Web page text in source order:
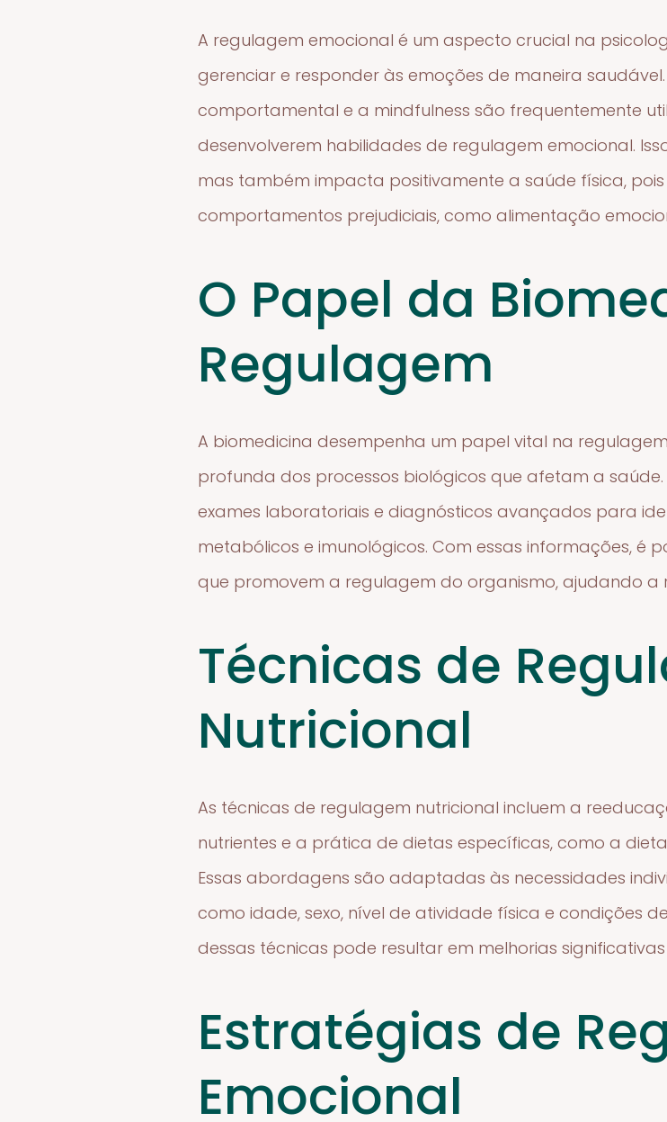
A regulagem emocional é um aspecto crucial na
gerenciar e responder às emoções de maneira
comportamental e a mindfulness são frequentemente
desenvolverem habilidades de regulagem emocional.
mas também impacta positivamente a saúde física,
comportamentos prejudiciais, como alimentação
O Papel da
Regulagem
A biomedicina desempenha um papel vital na
profunda dos processos biológicos que afetam a
exames laboratoriais e diagnósticos avançados para
metabólicos e imunológicos. Com essas informações, é
que promovem a regulagem do organismo, ajudando a
Técnicas de
Nutricional
As técnicas de regulagem nutricional incluem a
nutrientes e a prática de dietas específicas, como a
Essas abordagens são adaptadas às necessidades
como idade, sexo, nível de atividade física e condições
dessas técnicas pode resultar em melhorias
Estratégias de
Emocional